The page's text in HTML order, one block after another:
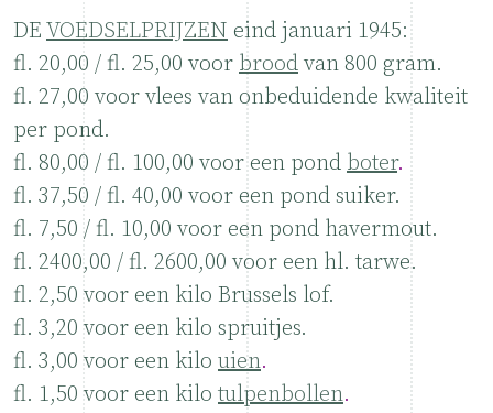
DE VOEDSELPRIJZEN eind januari 1945:
fl. 20,00 / fl. 25,00 voor brood van 800 gram.
fl. 27,00 voor vlees van onbeduidende kwaliteit
per pond.
fl. 80,00 / fl. 100,00 voor een pond boter.
fl. 37,50 / fl. 40,00 voor een pond suiker.
fl. 7,50 / fl. 10,00 voor een pond havermout.
fl. 2400,00 / fl. 2600,00 voor een hl. tarwe.
fl. 2,50 voor een kilo Brussels lof.
fl. 3,20 voor een kilo spruitjes.
fl. 3,00 voor een kilo uien.
fl. 1,50 voor een kilo tulpenbollen.